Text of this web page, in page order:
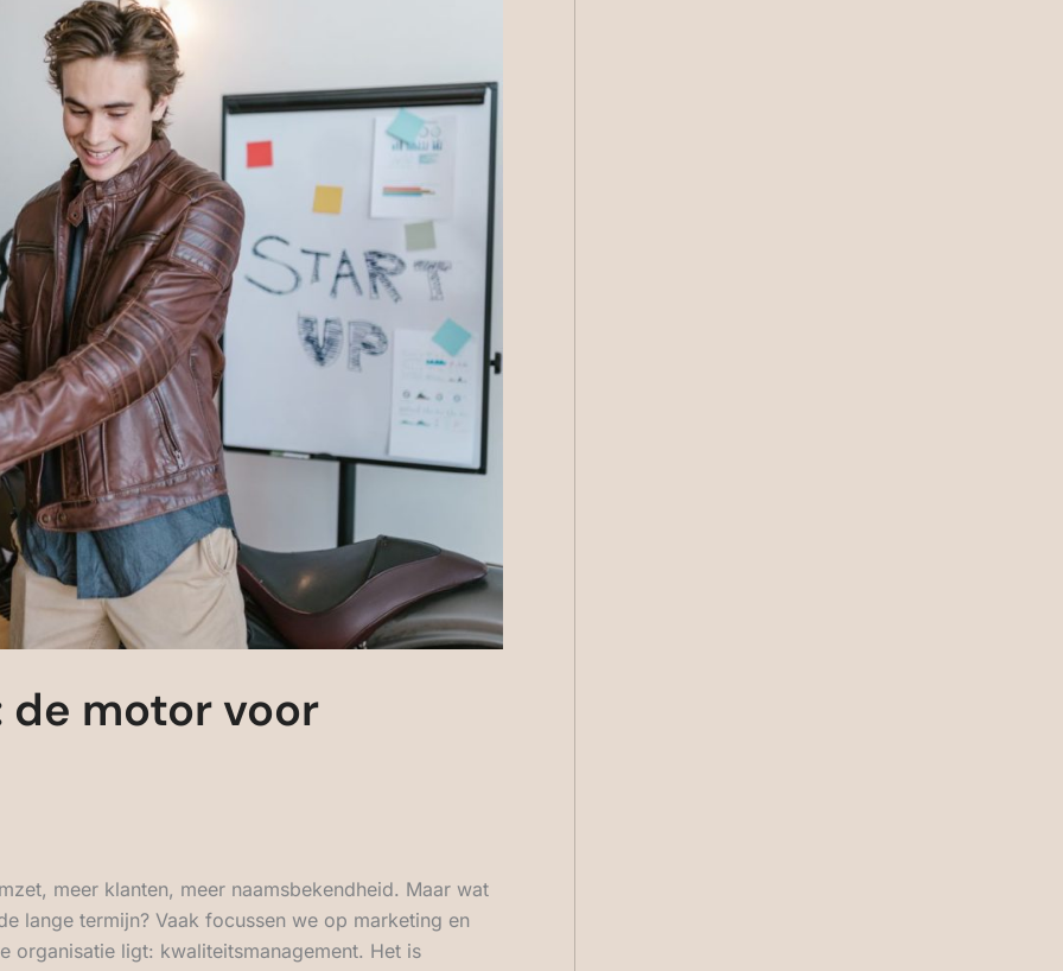
motor voor
meer klanten, meer naamsbekendheid. Maar wat
lange termijn? Vaak focussen we op marketing en
organisatie ligt: kwaliteitsmanagement. Het is